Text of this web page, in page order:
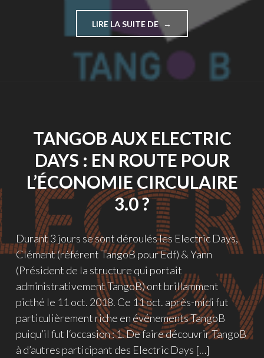
LIRE LA SUITE DE "LISTE
DES
L’ÉTUDE
TANGOB AUX ELECTRIC
DAYS : EN ROUTE POUR
L’ÉCONOMIE CIRCULAIRE
3.0 ?
Durant 3 jours se sont déroulés les Electric Days,
Clément (référent TangoB pour Edf) & Yann
(Président de la structure qui portait
administrativement TangoB) ont brillamment
picthé le 11 oct. 2018. Ce 11 oct. après-midi fut
particulièrement riche en événements TangoB
puiqu’il fut l‘occasion : 1. De faire découvrir TangoB
à d’autres participant des Electric Days […]